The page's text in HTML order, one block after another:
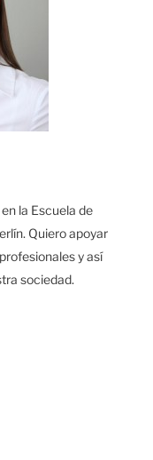
la Escuela de
Quiero apoyar
y así
sociedad.